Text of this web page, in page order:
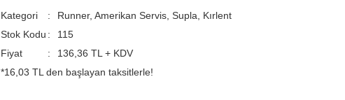
Kategori
Runner, Amerikan Servis, Supla, Kırlent
Stok Kodu
115
Fiyat
136,36 TL + KDV
*16,03 TL den başlayan taksitlerle!